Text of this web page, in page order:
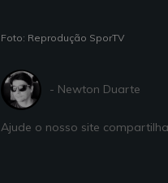
Foto: Reprodução SporTV
- Newton Duarte
Ajude o nosso site